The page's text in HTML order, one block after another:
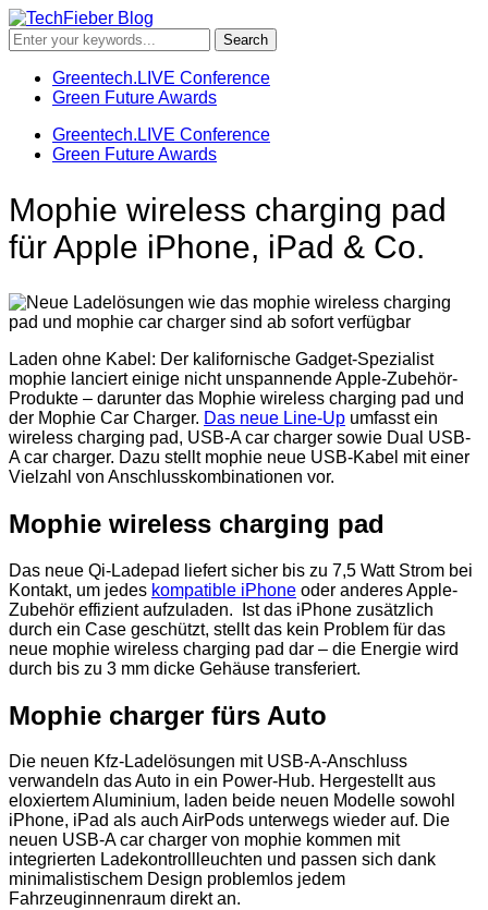
Greentech.LIVE Conference
Green Future Awards
Greentech.LIVE Conference
Green Future Awards
Mophie wireless charging pad
für Apple iPhone, iPad & Co.
Laden ohne Kabel: Der kalifornische Gadget-Spezialist
mophie lanciert einige nicht unspannende Apple-Zubehör-
Produkte – darunter das Mophie wireless charging pad und
der Mophie Car Charger. Das neue Line-Up umfasst ein
wireless charging pad, USB-A car charger sowie Dual USB-
A car charger. Dazu stellt mophie neue USB-Kabel mit einer
Vielzahl von Anschlusskombinationen vor.
Mophie wireless charging pad
Das neue Qi-Ladepad liefert sicher bis zu 7,5 Watt Strom bei
Kontakt, um jedes kompatible iPhone oder anderes Apple-
Zubehör effizient aufzuladen. Ist das iPhone zusätzlich
durch ein Case geschützt, stellt das kein Problem für das
neue mophie wireless charging pad dar – die Energie wird
durch bis zu 3 mm dicke Gehäuse transferiert.
Mophie charger fürs Auto
Die neuen Kfz-Ladelösungen mit USB-A-Anschluss
verwandeln das Auto in ein Power-Hub. Hergestellt aus
eloxiertem Aluminium, laden beide neuen Modelle sowohl
iPhone, iPad als auch AirPods unterwegs wieder auf. Die
neuen USB-A car charger von mophie kommen mit
integrierten Ladekontrollleuchten und passen sich dank
minimalistischem Design problemlos jedem
Fahrzeuginnenraum direkt an.